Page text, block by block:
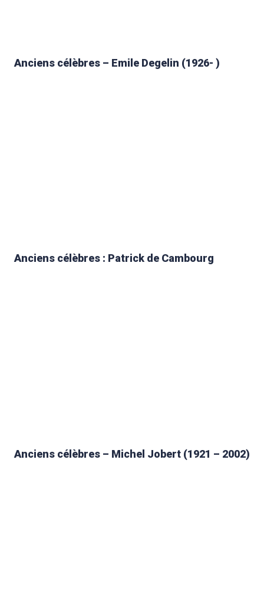
Anciens célèbres – Emile Degelin (1926- )
Anciens célèbres : Patrick de Cambourg
Anciens célèbres – Michel Jobert (1921 – 2002)